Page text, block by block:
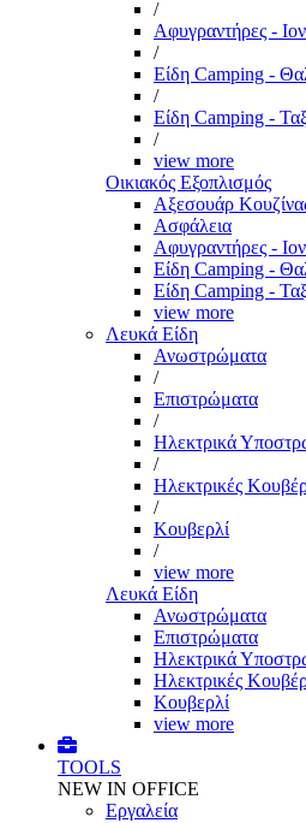
/
Αφυγραντήρες -
/
Είδη Camping -
/
Είδη Camping -
/
view more
Οικιακός Εξοπλισμός
Αξεσουάρ
Ασφάλεια
Αφυγραντήρες -
Είδη Camping -
Είδη Camping -
view more
Λευκά Είδη
Ανωστρώματα
/
Επιστρώματα
/
Ηλεκτρικά
/
Ηλεκτρικές
/
Κουβερλί
/
view more
Λευκά Είδη
Ανωστρώματα
Επιστρώματα
Ηλεκτρικά
Ηλεκτρικές
Κουβερλί
view more
TOOLS
NEW IN OFFICE
Εργαλεία